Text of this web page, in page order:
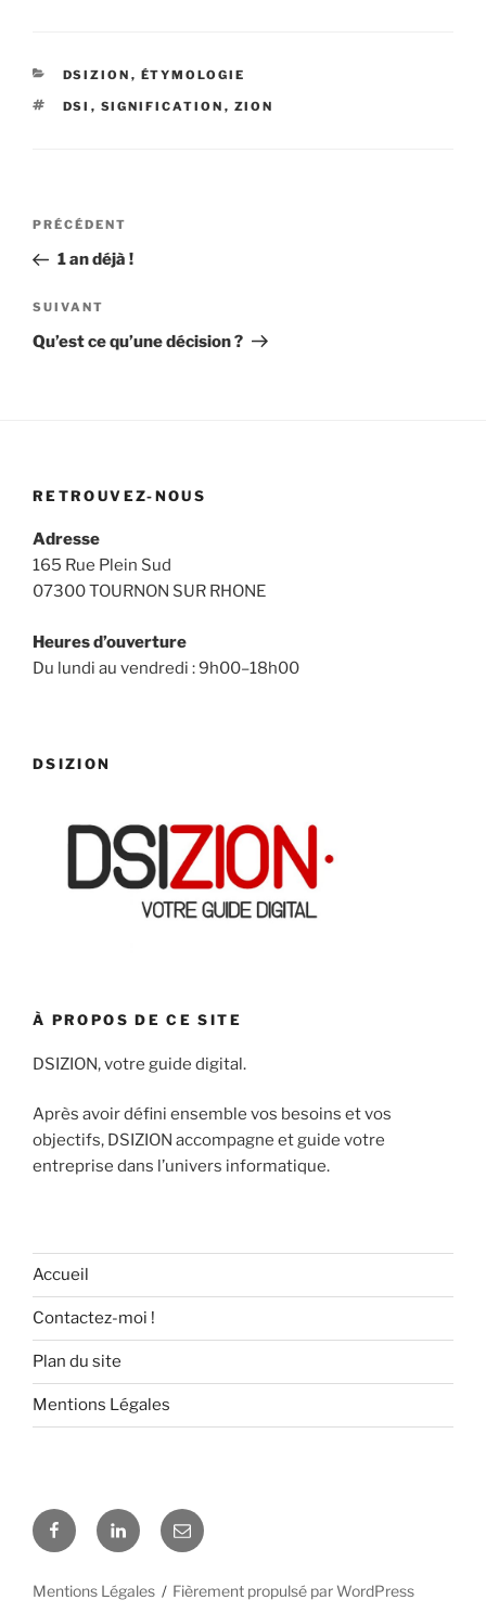
CATÉGORIES
DSIZION , ÉTYMOLOGIE
ÉTIQUETTES
DSI , SIGNIFICATION , ZION
Navigation
l’article
Article
précédent
PRÉCÉDENT
1 an déjà !
Article
suivant
SUIVANT
Qu’est ce qu’une décision ?
RETROUVEZ-NOUS
Adresse
165 Rue Plein Sud
07300 TOURNON SUR RHONE
Heures d’ouverture
Du lundi au vendredi : 9h00–18h00
DSIZION
À PROPOS DE CE SITE
DSIZION, votre guide digital.
Après avoir défini ensemble vos besoins et vos
objectifs, DSIZION accompagne et guide votre
entreprise dans l’univers informatique.
Accueil
Contactez-moi !
Plan du site
Mentions Légales
FacebookLinkedinE-
mail
Mentions Légales Fièrement propulsé par WordPress